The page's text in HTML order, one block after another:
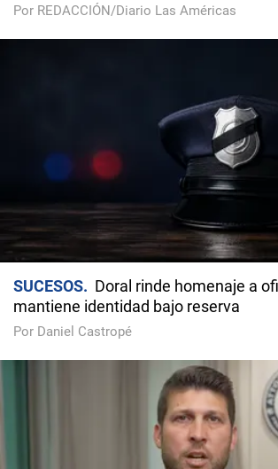
Por REDACCIÓN/Diario Las Américas
SUCESOS
Doral rinde homenaje a
mantiene identidad bajo reserva
Por Daniel Castropé